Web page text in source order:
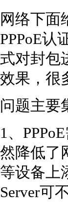
网络下面
PPPoE认
式对封包
效果，很
问题主要
1、
然降低了
等设备上
Server可